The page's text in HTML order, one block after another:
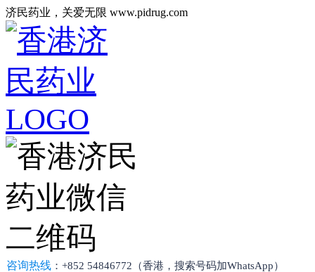
济民药业，关爱无限 www.pidrug.com
咨询热线 ：+852 54846772（香港，搜索号码加WhatsApp）